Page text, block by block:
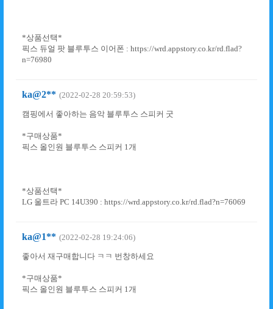
*상품선택*
픽스 듀얼 팟 블루투스 이어폰 : https://wrd.appstory.co.kr/rd.flad?
n=76980
ka@2** (2022-02-28 20:59:53)
캠핑에서 좋아하는 음악 블루투스 스피커 굿
*구매상품*
픽스 올인원 블루투스 스피커 1개
*상품선택*
LG 울트라 PC 14U390 : https://wrd.appstory.co.kr/rd.flad?n=76069
ka@1** (2022-02-28 19:24:06)
좋아서 재구매합니다 ㅋㅋ 번창하세요
*구매상품*
픽스 올인원 블루투스 스피커 1개